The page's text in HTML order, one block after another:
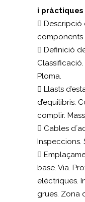
i pràctiques
 Descripció
components
 Definició
Ploma.
 Llasts
d’equilibris.
complir.
 Cables
Inspeccions.

base. Via.
elèctriques.
grues. Zona